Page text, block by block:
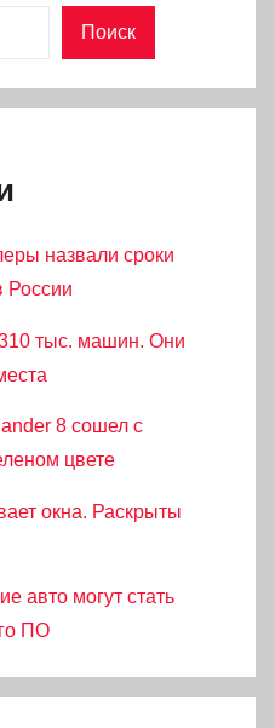
Поиск
назвали сроки
России
тыс. машин. Они
8 сошел с
цвете
окна. Раскрыты
авто могут стать
ПО